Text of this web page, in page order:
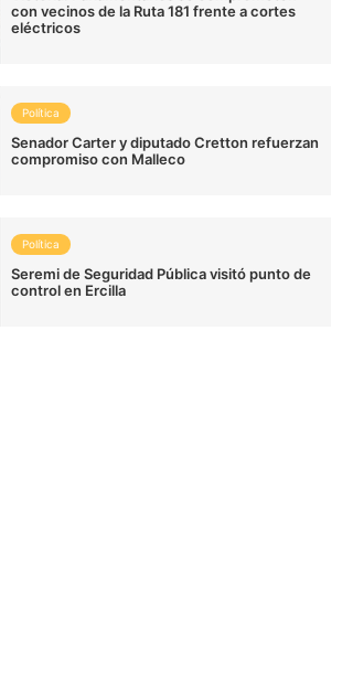
con vecinos de la Ruta 181 frente a cortes
eléctricos
Política
Senador Carter y diputado Cretton refuerzan
compromiso con Malleco
Política
Seremi de Seguridad Pública visitó punto de
control en Ercilla